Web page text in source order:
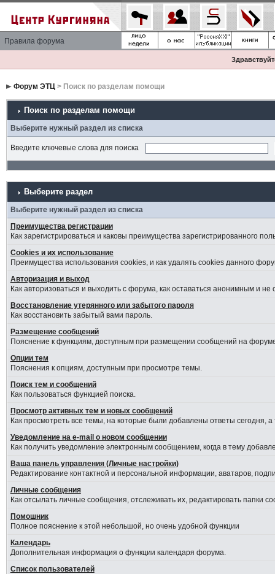
Правила форума
Форум ЭТЦ> Поиск по разделам помощи
Поиск по разделам помощи
Выберите нужный раздел из списка
Введите ключевые слова для поиска
Выберите раздел
Выберите нужный раздел из списка
Преимущества регистрации
Как зарегистрироваться и каковы преимущества зарегистрированного
Cookies и их использование
Преимущества использования cookies, и как удалять cookies данного
Авторизация и выход
Как авторизоваться и выходить с форума, как оставаться анонимным и
Восстановление утерянного или забытого пароля
Как восстановить забытый вами пароль.
Размещение сообщений
Пояснение к функциям, доступным при размещении сообщений на
Опции тем
Пояснения к опциям, доступным при просмотре темы.
Поиск тем и сообщений
Как пользоваться функцией поиска.
Просмотр активных тем и новых сообщений
Как просмотреть все темы, на которые были добавлены ответы сегодня,
Уведомление на е-mail о новом сообщении
Как получить уведомление электронным сообщением, когда в тему
Ваша панель управления (Личные настройки)
Редактирование контактной и персональной информации, аватаров,
Личные сообщения
Как отсылать личные сообщения, отслеживать их, редактировать папки
Помошник
Полное пояснение к этой небольшой, но очень удобной функции
Календарь
Дополнительная информация о функции календаря форума.
Список пользователей